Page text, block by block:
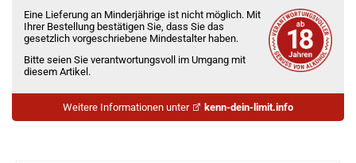
Du willst Kröten sparen?
Schau mal hier!
YiHi SX Auto Kit 1400mAh 3,5ml inkl. SX ADA Pod Tank Gunmetal
Eine Lieferung an Minderjährige ist nicht möglich. Mit
Ihrer Bestellung bestätigen Sie, dass Sie das
gesetzlich vorgeschriebene Mindestalter haben.
Bitte seien Sie verantwortungsvoll im Umgang mit
diesem Artikel.
Weitere Informationen unter kenn-dein-limit.info